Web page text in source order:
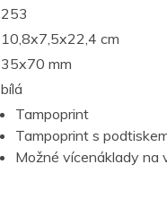
253
10,8x7,5x22,4 cm
35x70 mm
bílá
Tampoprint
Tampoprint s
Možné vícenáklady na